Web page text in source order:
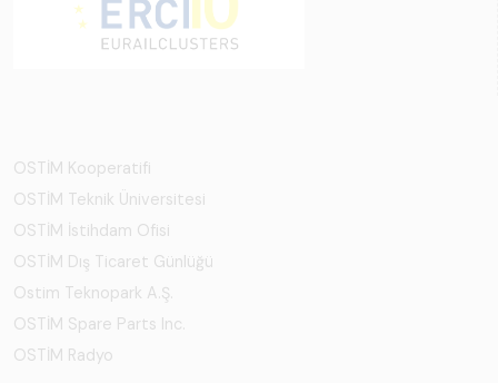
OSTİM Kooperatifi
OSTİM Teknik Üniversitesi
OSTİM İstihdam Ofisi
OSTİM Dış Ticaret Günlüğü
Ostim Teknopark A.Ş.
OSTİM Spare Parts Inc.
OSTİM Radyo